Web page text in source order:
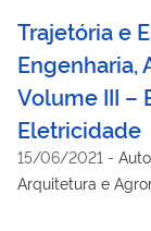
Trajetória e
Engenharia,
Volume III –
Eletricidade
15/06/2021 -
Arquitetura e